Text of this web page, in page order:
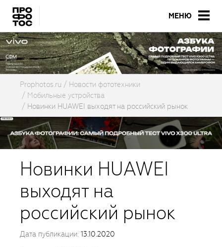
МЕНЮ
Prophotos.ru
Новости фототехники
Мобильные устройства
Новинки HUAWEI выходят на российский рынок
Новинки HUAWEI
выходят на
российский рынок
Дата публикации: 13.10.2020